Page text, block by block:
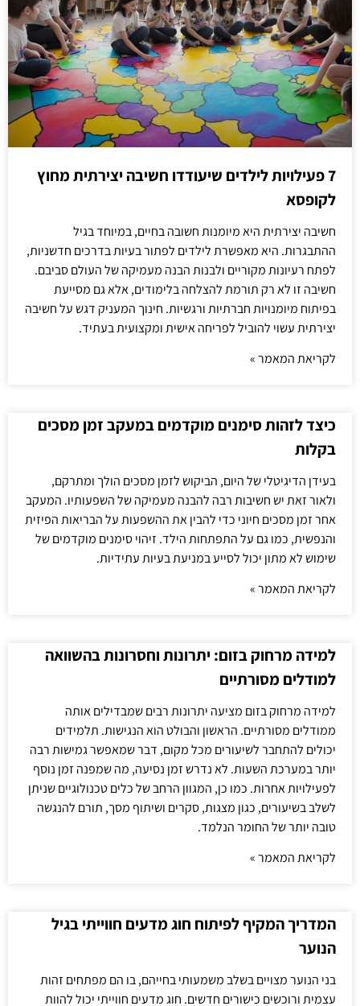
7 פעילויות לילדים שיעודדו חשיבה יצירתית מחוץ
לקופסא
חשיבה יצירתית היא מיומנות חשובה בחיים, במיוחד בגיל
ההתבגרות. היא מאפשרת לילדים לפתור בעיות בדרכים חדשניות,
לפתח רעיונות מקוריים ולבנות הבנה מעמיקה של העולם סביבם.
חשיבה זו לא רק תורמת להצלחה בלימודים, אלא גם מסייעת
בפיתוח מיומנויות חברתיות ורגשיות. חינוך המעניק דגש על חשיבה
יצירתית עשוי להוביל לפריחה אישית ומקצועית בעתיד.
לקריאת המאמר »
כיצד לזהות סימנים מוקדמים במעקב זמן מסכים
בקלות
בעידן הדיגיטלי של היום, הביקוש לזמן מסכים הולך ומתרקם,
ולאור זאת יש חשיבות רבה להבנה מעמיקה של השפעותיו. המעקב
אחר זמן מסכים חיוני כדי להבין את ההשפעות על הבריאות הפיזית
והנפשית, כמו גם על התפתחות הילד. זיהוי סימנים מוקדמים של
שימוש לא מתון יכול לסייע במניעת בעיות עתידיות.
לקריאת המאמר »
למידה מרחוק בזום: יתרונות וחסרונות בהשוואה
למודלים מסורתיים
למידה מרחוק בזום מציעה יתרונות רבים שמבדילים אותה
ממודלים מסורתיים. הראשון והבולט הוא הנגישות. תלמידים
יכולים להתחבר לשיעורים מכל מקום, דבר שמאפשר גמישות רבה
יותר במערכת השעות. לא נדרש זמן נסיעה, מה שמפנה זמן נוסף
לפעילויות אחרות. כמו כן, המגוון הרחב של כלים טכנולוגיים שניתן
לשלב בשיעורים, כגון מצגות, סקרים ושיתוף מסך, תורם להנגשה
טובה יותר של החומר הנלמד.
לקריאת המאמר »
המדריך המקיף לפיתוח חוג מדעים חווייתי בגיל
הנוער
בני הנוער מצויים בשלב משמעותי בחייהם, בו הם מפתחים זהות
עצמית ורוכשים כישורים חדשים. חוג מדעים חווייתי יכול להוות